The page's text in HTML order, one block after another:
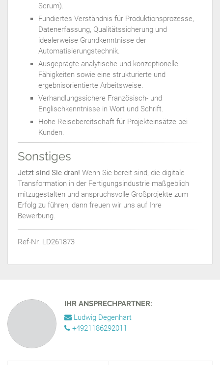
Scrum).
Fundiertes Verständnis für Produktionsprozesse,
Datenerfassung, Qualitätssicherung und
idealerweise Grundkenntnisse der
Automatisierungstechnik.
Ausgeprägte analytische und konzeptionelle
Fähigkeiten sowie eine strukturierte und
ergebnisorientierte Arbeitsweise.
Verhandlungssichere Französisch- und
Englischkenntnisse in Wort und Schrift.
Hohe Reisebereitschaft für Projekteinsätze bei
Kunden.
Sonstiges
Jetzt sind Sie dran! Wenn Sie bereit sind, die digitale
Transformation in der Fertigungsindustrie maßgeblich
mitzugestalten und anspruchsvolle Großprojekte zum
Erfolg zu führen, dann freuen wir uns auf Ihre
Bewerbung.
Ref-Nr. LD261873
IHR ANSPRECHPARTNER:
Ludwig Degenhart
+4921186292011